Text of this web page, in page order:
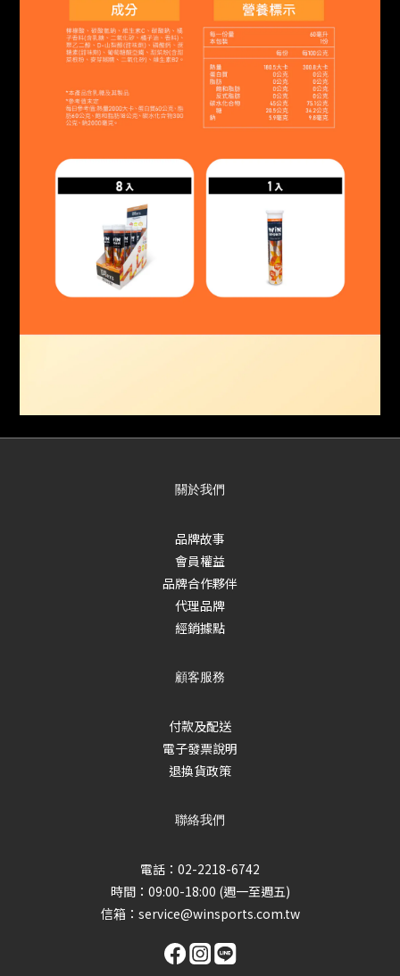
關於我們
品牌故事
會員權益
品牌合作夥伴
代理品牌
經銷據點
顧客服務
付款及配送
電子發票說明
退換貨政策
聯絡我們
電話：02-2218-6742
時間：09:00-18:00 (週一至週五)
信箱： service@winsports.com.tw